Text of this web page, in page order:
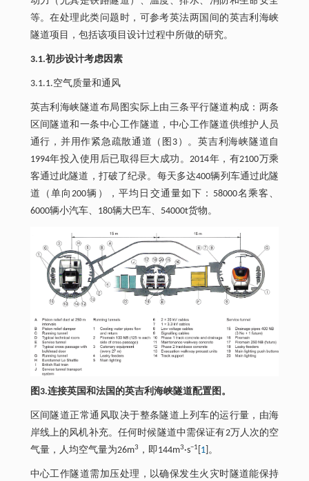
等。在处理此类问题时，可参考英法两国间的英吉利海峡
隧道项目，包括该项目设计过程中所做的研究。
3.1.初步设计考虑因素
3.1.1.空气质量和通风
英吉利海峡隧道布局图实际上由三条平行隧道构成：两条
区间隧道和一条中心工作隧道，中心工作隧道供维护人员
通行，并用作紧急疏散通道（图3）。英吉利海峡隧道自
1994年投入使用后已取得巨大成功。2014年，有2100万乘
客通过此隧道，打破了纪录。每天多达400辆列车通过此隧
道（单向200辆），平均日交通量如下：58000名乘客、
6000辆小汽车、180辆大巴车、54000t货物。
图3.连接英国和法国的英吉利海峡隧道配置图。
区间隧道正常通风取决于整条隧道上列车的运行量，由海
岸线上的风机补充。任何时候隧道中需保证有2万人次的空
气量，人均空气量为26m3 ，即144m3·s−1 1]。
中心工作隧道需加压处理，以确保发生火灾时隧道能保持